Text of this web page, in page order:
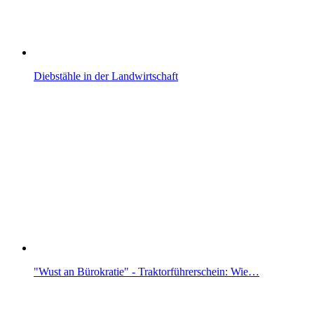
Diebstähle in der Landwirtschaft
"Wust an Bürokratie" - Traktorführerschein: Wie…